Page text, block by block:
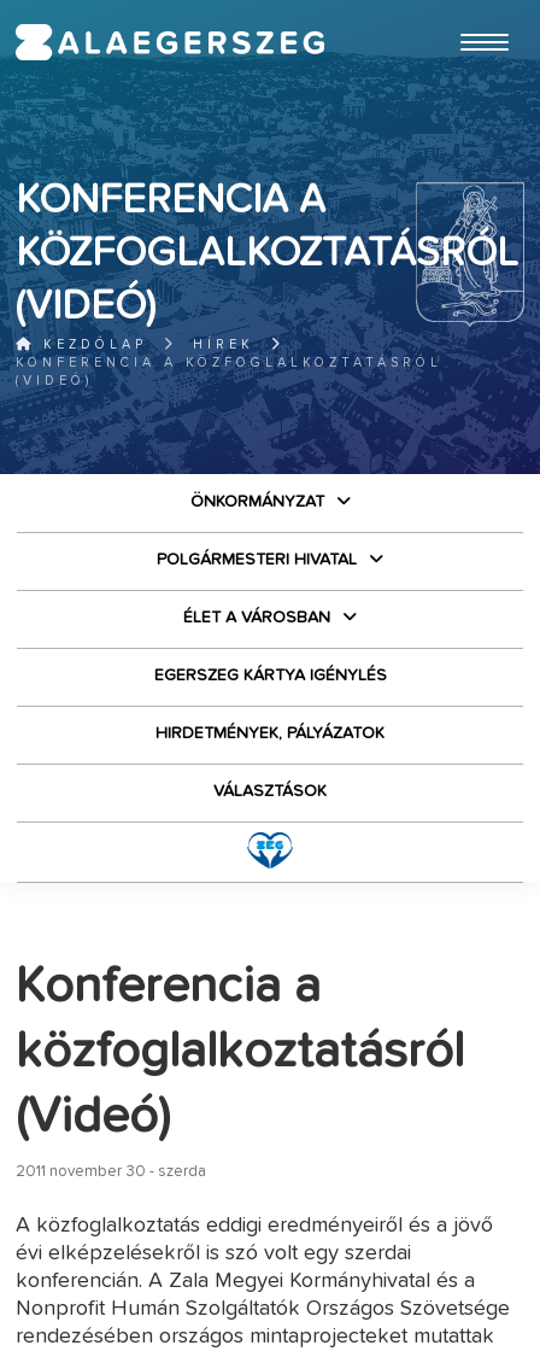
KONFERENCIA A
KÖZFOGLALKOZTATÁSRÓL
(VIDEÓ)
KEZDŐLAP
HÍREK
KONFERENCIA A KÖZFOGLALKOZTATÁSRÓL
(VIDEÓ)
ÖNKORMÁNYZAT
POLGÁRMESTERI HIVATAL
ÉLET A VÁROSBAN
EGERSZEG KÁRTYA IGÉNYLÉS
HIRDETMÉNYEK, PÁLYÁZATOK
VÁLASZTÁSOK
Konferencia a
közfoglalkoztatásról
(Videó)
2011 november 30 - szerda
A közfoglalkoztatás eddigi eredményeiről és a jövő
évi elképzelésekről is szó volt egy szerdai
konferencián. A Zala Megyei Kormányhivatal és a
Nonprofit Humán Szolgáltatók Országos Szövetsége
rendezésében országos mintaprojecteket mutattak